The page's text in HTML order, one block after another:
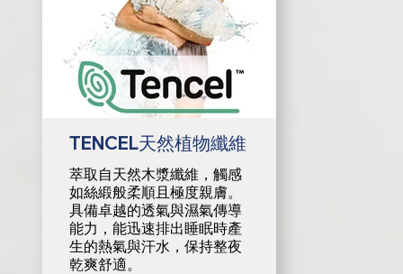
TENCEL天然植物纖維
萃取自天然木漿纖維，觸感
如絲緞般柔順且極度親膚。
具備卓越的透氣與濕氣傳導
能力，能迅速排出睡眠時產
生的熱氣與汗水，保持整夜
乾爽舒適。